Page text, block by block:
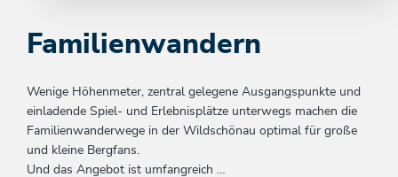
Familienwandern
Wenige Höhenmeter, zentral gelegene Ausgangspunkte und
einladende Spiel- und Erlebnisplätze unterwegs machen die
Familienwanderwege in der Wildschönau optimal für große
und kleine Bergfans.
Und das Angebot ist umfangreich …